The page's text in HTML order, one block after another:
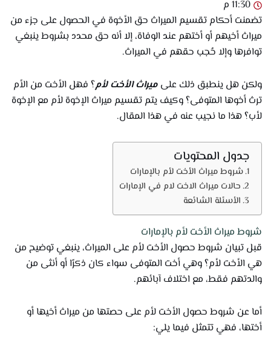
11:30 م
تضمنت أحكام تقسيم الميراث حق الأخوة في الحصول على جزء من
ميراث أخيهم أو أختهم عند الوفاة، إلا أنه حق محدد بشروط ينبغي
توافرها وإلا حُجب حقهم في الميراث.
ولكن هل ينطبق ذلك على ميراث الأخت لأم؟ فهل الأخت من الأم
ترث أخوها المتوفى؟ وكيف يتم تقسيم ميراث الإخوة لأم مع الإخوة
لأب؟ هذا ما نجيب عنه في هذا المقال.
جدول المحتويات
شروط ميراث الأخت لأم بالإمارات
حالات ميراث الاخت لام في الإمارات
الأسئلة الشائعة
شروط ميراث الأخت لأم بالإمارات
قبل تبيان شروط حصول الأخت لأم على الميراث، ينبغي توضيح من
هي الأخت لأم؟ وهي أخت المتوفى سواء كان ذكرًا أو أنثى من
والدتهم فقط، مع اختلاف آبائهم.
أما عن شروط حصول الأخت لأم على حصتها من ميراث أخيها أو
أختها، فهي تتمثل فيما يلي: